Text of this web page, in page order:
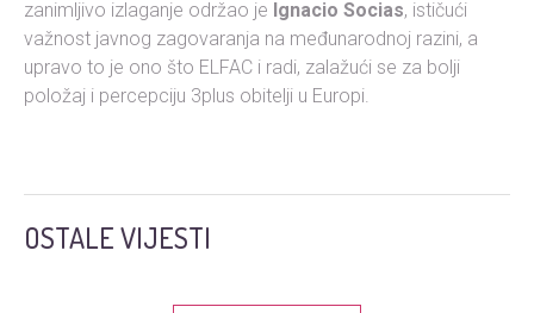
zanimljivo izlaganje održao je Ignacio Socias, ističući
važnost javnog zagovaranja na međunarodnoj razini, a
upravo to je ono što ELFAC i radi, zalažući se za bolji
položaj i percepciju 3plus obitelji u Europi.
OSTALE VIJESTI